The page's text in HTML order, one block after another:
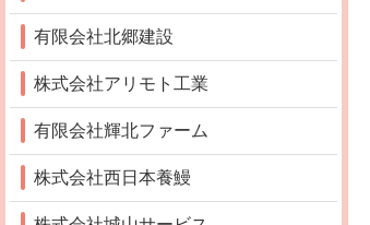
有限会社北郷建設
株式会社アリモト工業
有限会社輝北ファーム
株式会社西日本養鰻